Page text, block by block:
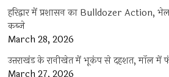
हरिद्वार में प्रशासन का Bulldozer Action,
कब्जे
March 28, 2026
उत्तराखंड के रानीखेत में भूकंप से दहशत, मॉल में